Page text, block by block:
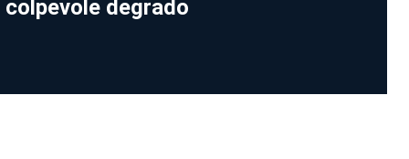
colpevole degrado